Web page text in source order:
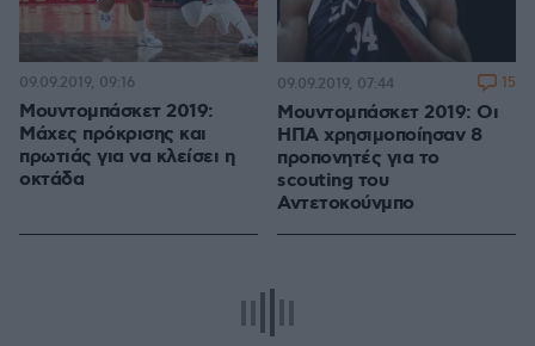
Μουντομπάσκετ 2019:
Μάχες πρόκρισης και
πρωτιάς για να κλείσει η
οκτάδα
09.09.2019, 09:16
Μουντομπάσκετ 2019: Οι
ΗΠΑ χρησιμοποίησαν 8
προπονητές για το
scouting του
Αντετοκούνμπο
09.09.2019, 07:44 15